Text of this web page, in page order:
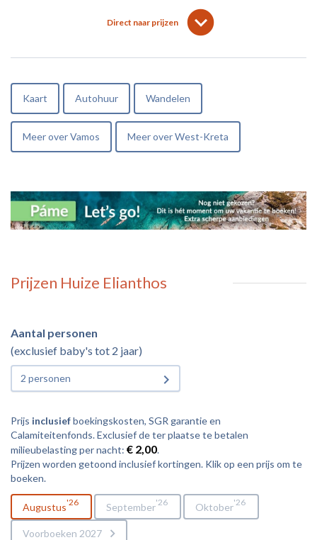
Direct naar prijzen lens
keyboard_arrow_down
Kaart Autohuur Wandelen
Meer over Vamos Meer over West-Kreta
Prijzen Huize Elianthos
Aantal personen
(exclusief baby's tot 2 jaar)
2 personen
Prijs inclusiefboekingskosten, SGR garantie en
Calamiteitenfonds. Exclusief de ter plaatse te betalen
milieubelasting per nacht: € 2,00.
Prijzen worden getoond inclusief kortingen. Klik op een prijs om te
boeken.
Augustus 26 September 26 Oktober 26
Voorboeken 2027